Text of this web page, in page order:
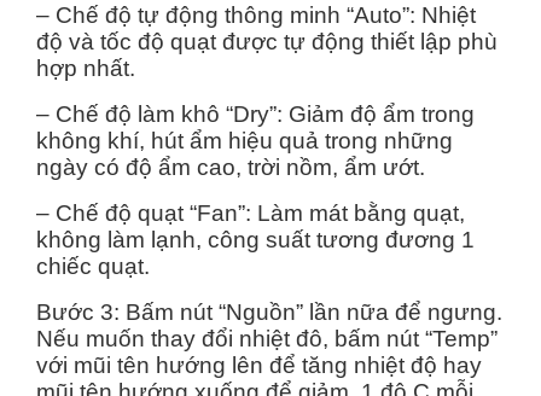
– Chế độ tự động thông minh “Auto”: Nhiệt
độ và tốc độ quạt được tự động thiết lập phù
hợp nhất.
– Chế độ làm khô “Dry”: Giảm độ ẩm trong
không khí, hút ẩm hiệu quả trong những
ngày có độ ẩm cao, trời nồm, ẩm ướt.
– Chế độ quạt “Fan”: Làm mát bằng quạt,
không làm lạnh, công suất tương đương 1
chiếc quạt.
Bước 3: Bấm nút “Nguồn” lần nữa để ngưng.
Nếu muốn thay đổi nhiệt đô, bấm nút “Temp”
với mũi tên hướng lên để tăng nhiệt độ hay